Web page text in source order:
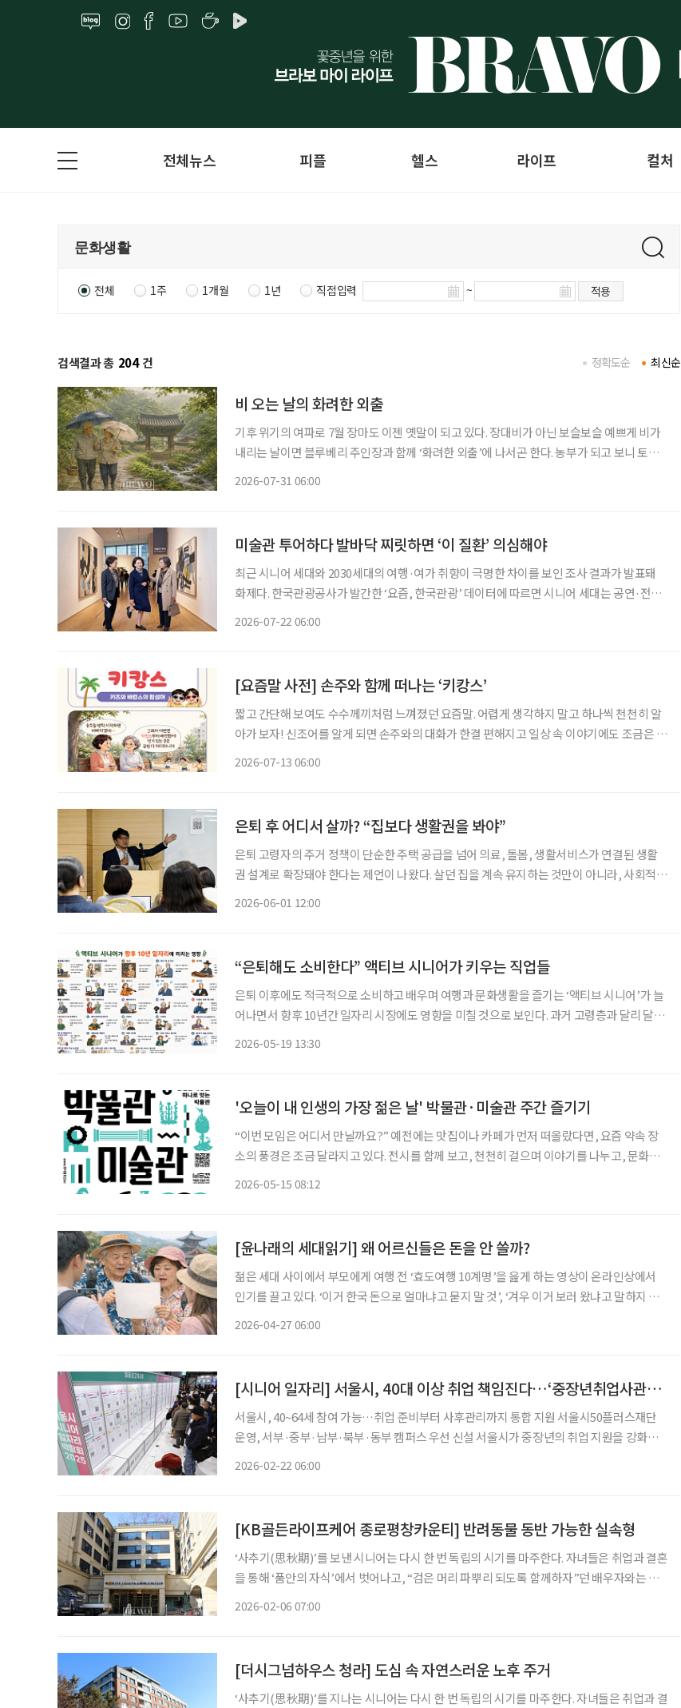
전체뉴스 피플 헬스 라이프 컬처
전체 1주 1개월 1년 직접입력 ~ 적용
검색결과 총 204 건 최신순
정확도순
비 오는 날의 화려한 외출
기후 위기의 여파로 7월 장마도 이젠 옛말이 되고 있다. 장대비가 아닌 보슬보슬 예쁘게 비가
내리는 날이면 블루베리 주인장과 함께 ‘화려한 외출’에 나서곤 한다. 농부가 되고 보니 토요
2026-07-31 06:00
미술관 투어하다 발바닥 찌릿하면 ‘이 질환’ 의심해야
최근 시니어 세대와 2030세대의 여행·여가 취향이 극명한 차이를 보인 조사 결과가 발표돼
화제다. 한국관광공사가 발간한 ‘요즘, 한국관광’ 데이터에 따르면 시니어 세대는 공연·전시
2026-07-22 06:00
[요즘말 사전] 손주와 함께 떠나는 ‘키캉스’
짧고 간단해 보여도 수수께끼처럼 느껴졌던 요즘말. 어렵게 생각하지 말고 하나씩 천천히 알
아가 보자! 신조어를 알게 되면 손주와의 대화가 한결 편해지고 일상 속 이야기에도 조금은 젊
2026-07-13 06:00
은퇴 후 어디서 살까? “집보다 생활권을 봐야”
은퇴 고령자의 주거 정책이 단순한 주택 공급을 넘어 의료, 돌봄, 생활서비스가 연결된 생활
권 설계로 확장돼야 한다는 제언이 나왔다. 살던 집을 계속 유지하는 것만이 아니라, 사회적
2026-06-01 12:00
“은퇴해도 소비한다” 액티브 시니어가 키우는 직업들
은퇴 이후에도 적극적으로 소비하고 배우며 여행과 문화생활을 즐기는 ‘액티브 시니어’가 늘
어나면서 향후 10년간 일자리 시장에도 영향을 미칠 것으로 보인다. 과거 고령층과 달리 달리
2026-05-19 13:30
'오늘이 내 인생의 가장 젊은 날' 박물관·미술관 주간 즐기기
“이번 모임은 어디서 만날까요?” 예전에는 맛집이나 카페가 먼저 떠올랐다면, 요즘 약속 장
소의 풍경은 조금 달라지고 있다. 전시를 함께 보고, 천천히 걸으며 이야기를 나누고, 문화와
2026-05-15 08:12
[윤나래의 세대읽기] 왜 어르신들은 돈을 안 쓸까?
젊은 세대 사이에서 부모에게 여행 전 ‘효도여행 10계명’을 읊게 하는 영상이 온라인상에서
인기를 끌고 있다. ‘이거 한국 돈으로 얼마냐고 묻지 말 것’, ‘겨우 이거 보러 왔냐고 말하지 말
2026-04-27 06:00
[시니어 일자리] 서울시, 40대 이상 취업 책임진다…‘중장년취업사관학교’ 출범
서울시, 40~64세 참여 가능…취업 준비부터 사후관리까지 통합 지원 서울시50플러스재단
운영, 서부·중부·남부·북부·동부 캠퍼스 우선 신설 서울시가 중장년의 취업 지원을 강화한
2026-02-22 06:00
[KB골든라이프케어 종로평창카운티] 반려동물 동반 가능한 실속형
‘사추기(思秋期)’를 보낸 시니어는 다시 한 번 독립의 시기를 마주한다. 자녀들은 취업과 결혼
을 통해 ‘품안의 자식’에서 벗어나고, “검은 머리 파뿌리 되도록 함께하자”던 배우자와는 사
2026-02-06 07:00
[더시그넘하우스 청라] 도심 속 자연스러운 노후 주거
‘사추기(思秋期)’를 지나는 시니어는 다시 한 번 독립의 시기를 마주한다. 자녀들은 취업과 결